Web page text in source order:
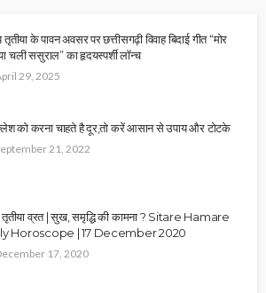
तृतीया के पावन अवसर पर छत्तीसगढ़ी विवाह बिदाई गीत “मोर
चली ससुराल” का हृदयस्पर्शी लॉन्च
29, 2025
को करना चाहते है दूर,तो करें आसान से उपाय और टोटके
21, 2022
तृतीया व्रत | सुख, समृद्धि की कामना ? Sitare Hamare
Horoscope | 17 December 2020
17, 2020